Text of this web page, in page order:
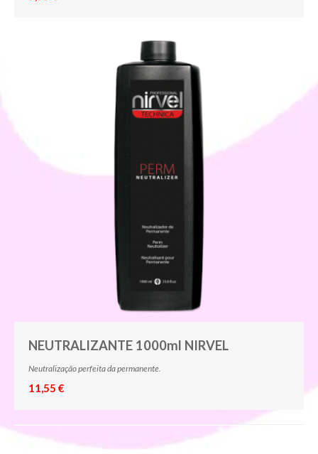
NEUTRALIZANTE 1000ml NIRVEL
Neutralização perfeita da permanente.
11,55 €